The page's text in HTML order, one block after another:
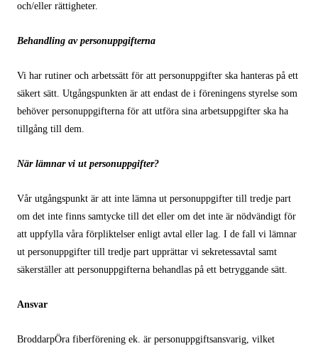
och/eller rättigheter.
Behandling av personuppgifterna
Vi har rutiner och arbetssätt för att personuppgifter ska hanteras på ett
säkert sätt. Utgångspunkten är att endast de i föreningens styrelse som
behöver personuppgifterna för att utföra sina arbetsuppgifter ska ha
tillgång till dem.
När lämnar vi ut personuppgifter?
Vår utgångspunkt är att inte lämna ut personuppgifter till tredje part
om det inte finns samtycke till det eller om det inte är nödvändigt för
att uppfylla våra förpliktelser enligt avtal eller lag. I de fall vi lämnar
ut personuppgifter till tredje part upprättar vi sekretessavtal samt
säkerställer att personuppgifterna behandlas på ett betryggande sätt.
Ansvar
BroddarpÖra fiberförening ek. är personuppgiftsansvarig, vilket